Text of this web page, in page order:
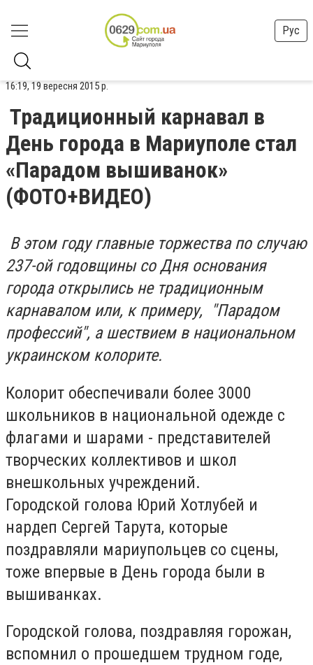
Рус
16:19, 19 вересня 2015 р.
Традиционный карнавал в
День города в Мариуполе стал
«Парадом вышиванок»
(ФОТО+ВИДЕО)
В этом году главные торжества по случаю
237-ой годовщины со Дня основания
города открылись не традиционным
карнавалом или, к примеру, "Парадом
профессий", а шествием в национальном
украинском колорите.
Колорит обеспечивали более 3000
школьников в национальной одежде с
флагами и шарами - представителей
творческих коллективов и школ
внешкольных учреждений.
Городской голова Юрий Хотлубей и
нардеп Сергей Тарута, которые
поздравляли мариупольцев со сцены,
тоже впервые в День города были в
вышиванках.
Городской голова, поздравляя горожан,
вспомнил о прошедшем трудном годе,